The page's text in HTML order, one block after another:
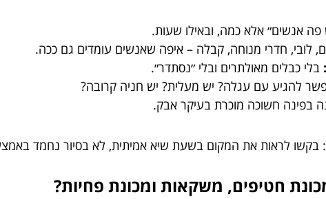
פה אנשים״ אלא כמה, ובאילו שעות.
לובי, חדרי מנוחה, קבלה – איפה שאנשים עומדים גם ככה.
בלי כבלים מאולתרים ובלי ״נסתדר״.
להגיע עם עגלה? יש מעלית? יש חניה קרובה?
בפינה חשוכה מוכרת בעיקר אבק.
בקשו לראות את המקום בשעת שיא אמיתית, לא בסיור נחמד
חטיפים, משקאות ומכונת פחיות?